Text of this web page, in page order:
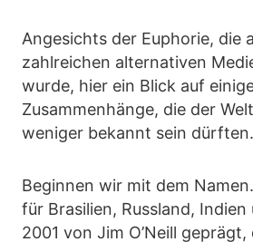
Angesichts der Euphorie, die
zahlreichen alternativen
wurde, hier ein Blick auf
Zusammenhänge, die der
weniger bekannt sein dürften.
Beginnen wir mit dem
für Brasilien, Russland,
2001 von Jim O’Neill